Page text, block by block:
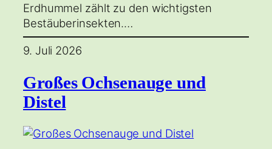
Erdhummel zählt zu den wichtigsten
Bestäuberinsekten.…
9. Juli 2026
Großes Ochsenauge und
Distel